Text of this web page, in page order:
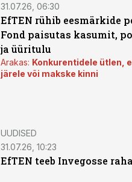
31.07.26, 06:30
EfTEN rühib eesmärkide
Fond paisutas kasumit,
ja üüritulu
Arakas: Konkurentidele ütlen,
järele või makske kinni
UUDISED
31.07.26, 10:23
EfTEN teeb Invegosse